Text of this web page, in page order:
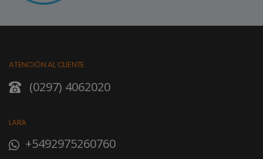
ATENCIÓN AL CLIENTE
(0297) 4062020
LARA
+5492975260760